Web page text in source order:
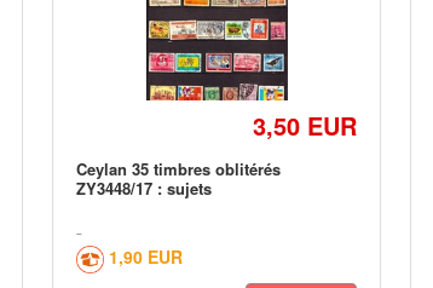
3,50 EUR
Ceylan 35 timbres oblitérés
ZY3448/17 : sujets
1,90 EUR